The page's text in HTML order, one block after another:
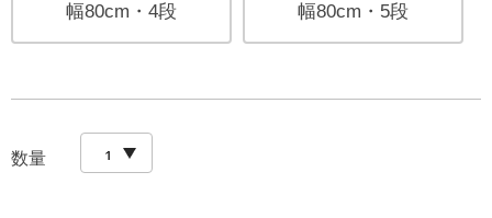
幅80cm・4段 幅80cm・5段
数量